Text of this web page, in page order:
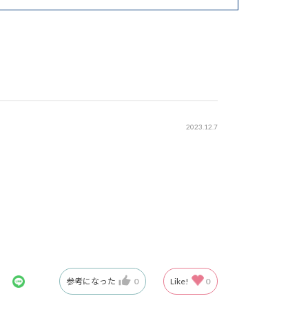
2023.12.7
参考になった 0 Like! 0